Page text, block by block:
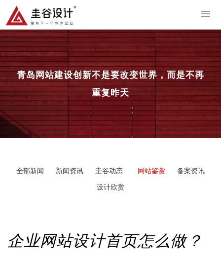
青岛网站建设创新不是要改变世界，而是不再
重复昨天
全部新闻 新闻资讯 圭谷动态 网站鉴赏 备案资讯
设计欣赏
企业网站设计首页怎么做？